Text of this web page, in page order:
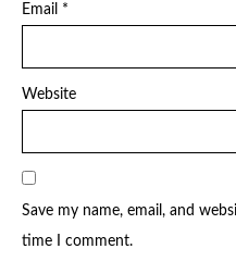
Email *
Website
Save my name, email, and
time I comment.